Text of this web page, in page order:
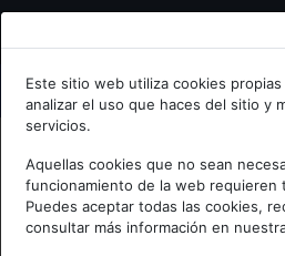
Bienvenid@ a
Escribe tu Email
Accede o regístrate con tu email.
Este sitio web utiliza cookies
analizar el uso que haces del sitio y
servicios.
Aquellas cookies que no sean
funcionamiento de la web requieren
Puedes aceptar todas las cookies,
consultar más información en